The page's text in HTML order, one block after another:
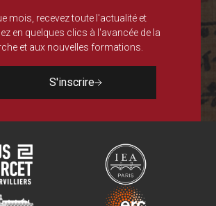
mois, recevez toute l'actualité et
en quelques clics à l'avancée de la
et aux nouvelles formations.
S'inscrire